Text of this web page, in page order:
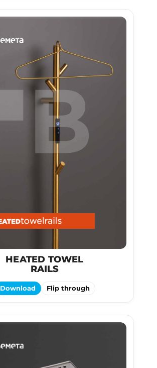
HEATED TOWEL
RAILS
Download Flip through